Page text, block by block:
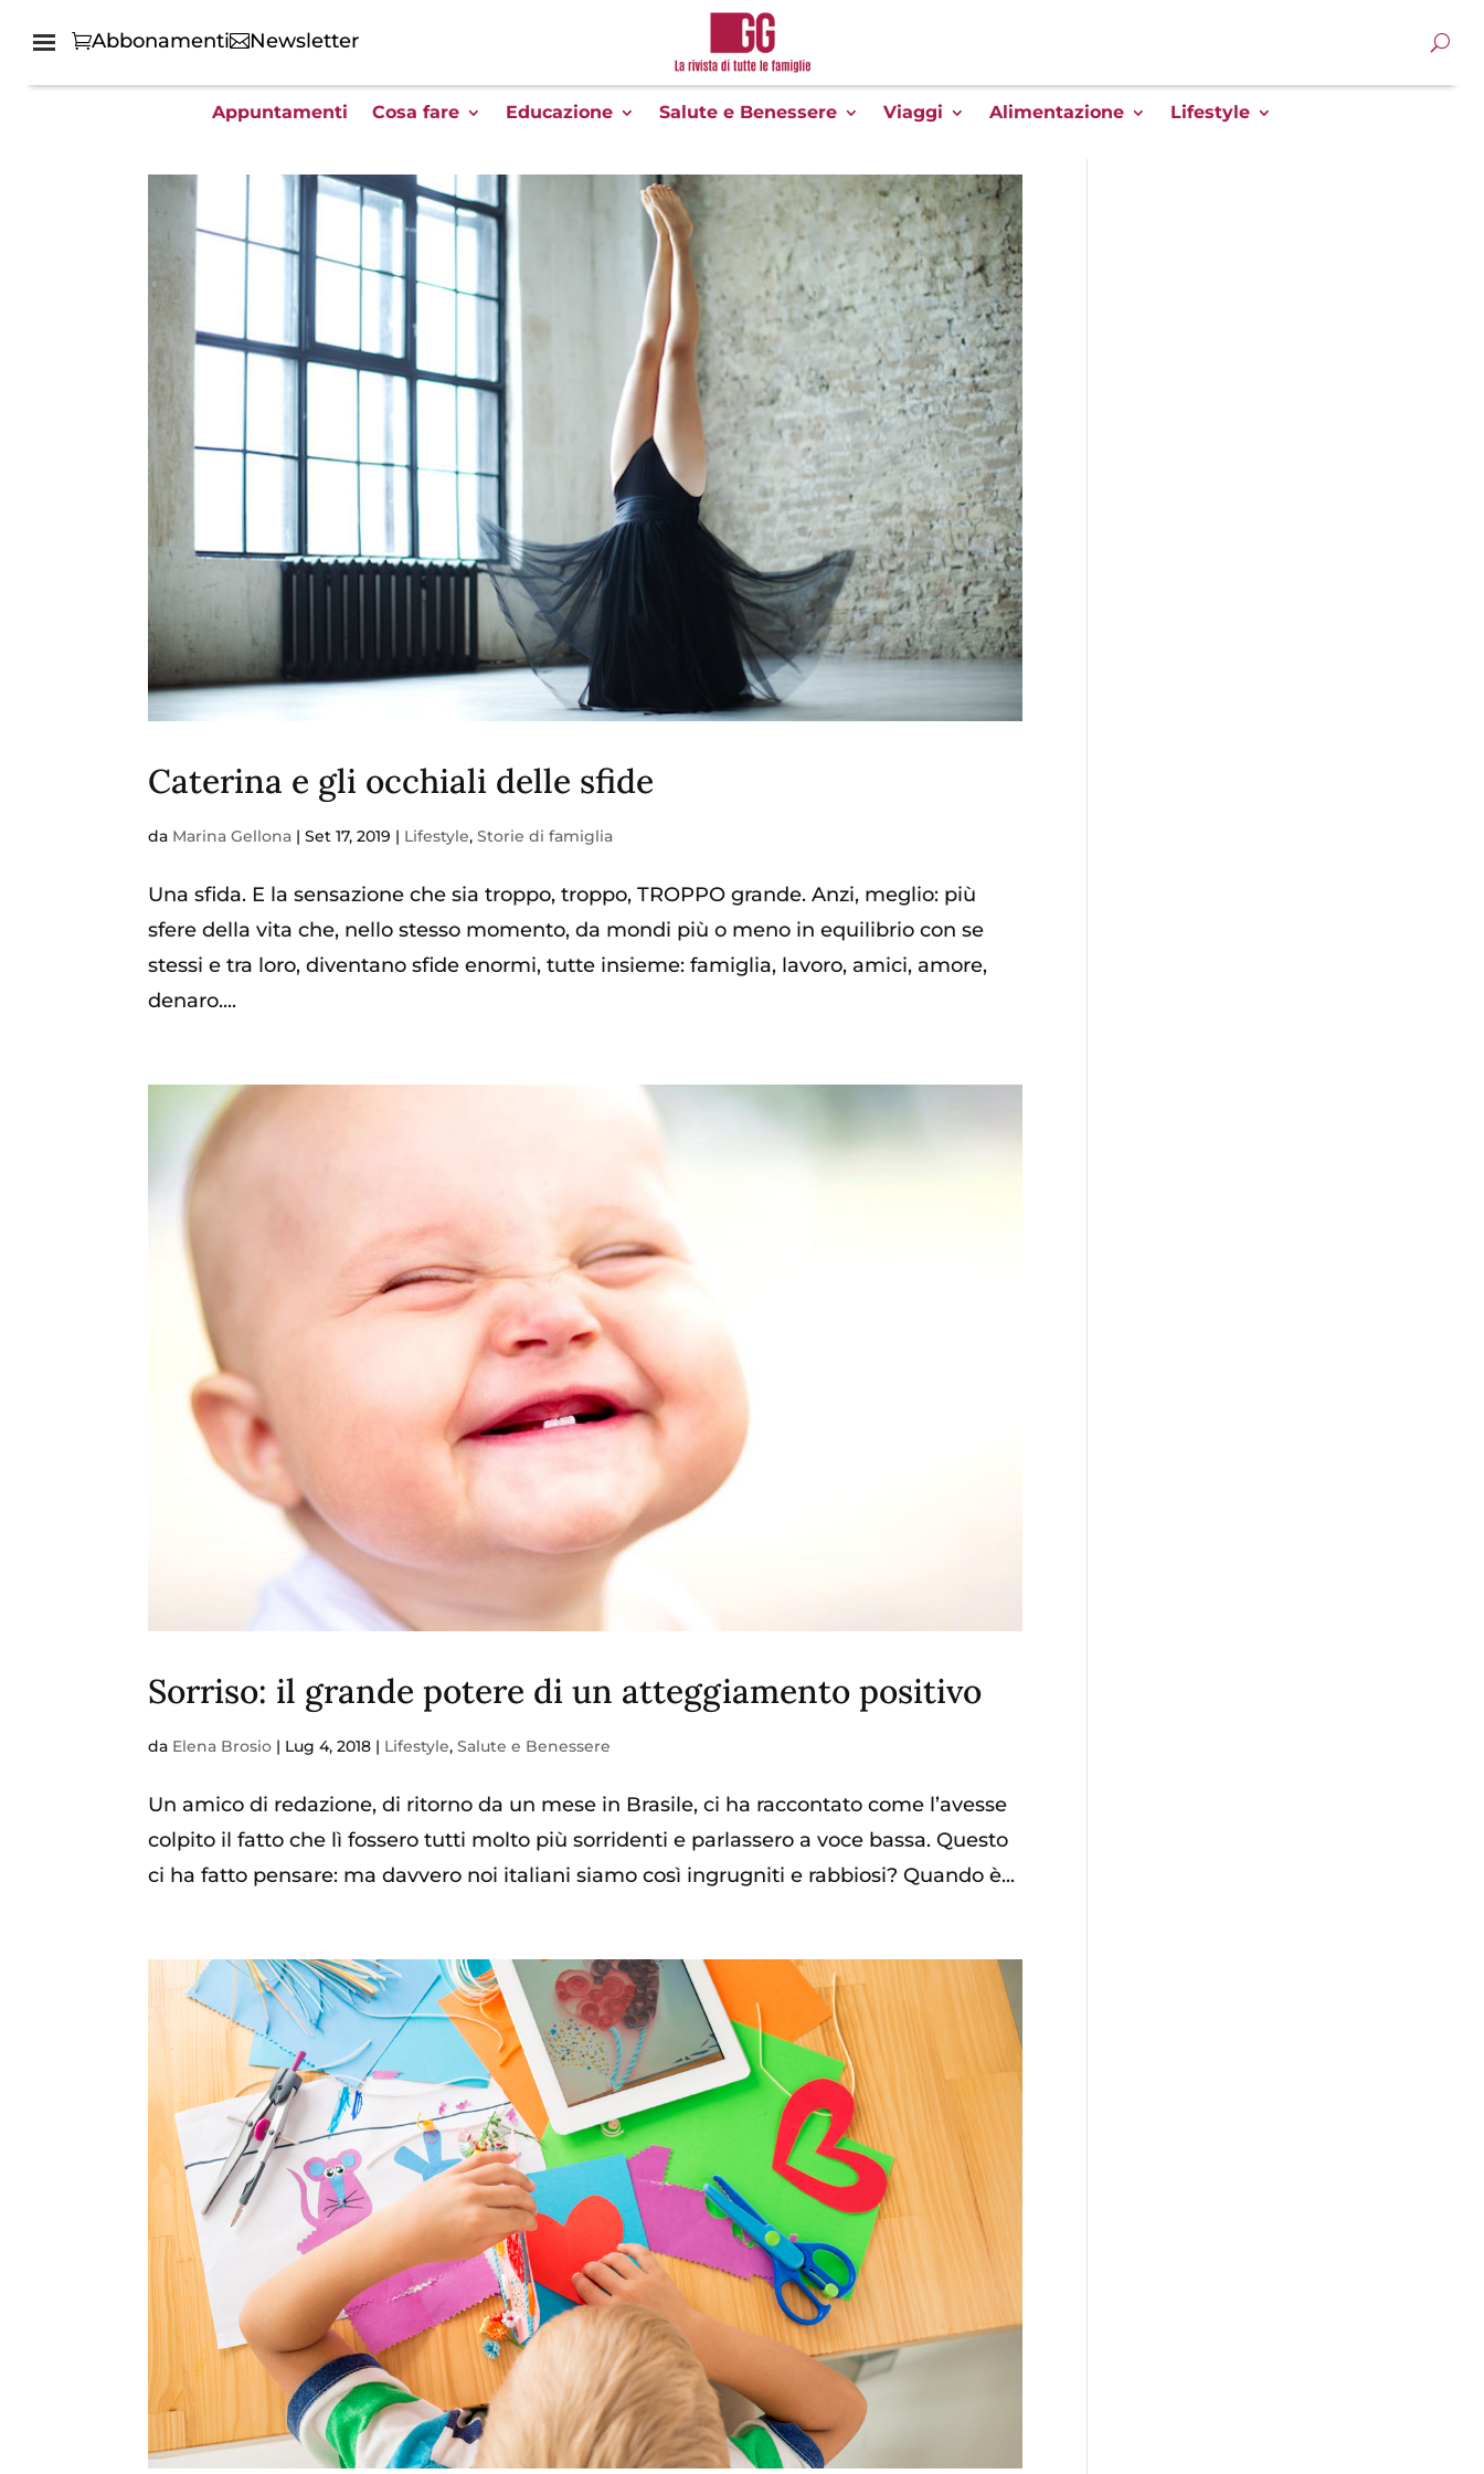
Abbonamenti Newsletter
Appuntamenti Cosa fare Educazione Salute e Benessere Viaggi Alimentazione Lifestyle
Caterina e gli occhiali delle sfide
da Marina Gellona |Set 17, 2019 | Lifestyle,Storie di famiglia
Una sfida. E la sensazione che sia troppo, troppo, TROPPO grande. Anzi, meglio: più
sfere della vita che, nello stesso momento, da mondi più o meno in equilibrio con se
stessi e tra loro, diventano sfide enormi, tutte insieme: famiglia, lavoro, amici, amore,
denaro....
Sorriso: il grande potere di un atteggiamento positivo
da Elena Brosio | Lug 4, 2018 | Lifestyle,Salute e Benessere
Un amico di redazione, di ritorno da un mese in Brasile, ci ha raccontato come l’avesse
colpito il fatto che lì fossero tutti molto più sorridenti e parlassero a voce bassa. Questo
ci ha fatto pensare: ma davvero noi italiani siamo così ingrugniti e rabbiosi? Quando è...